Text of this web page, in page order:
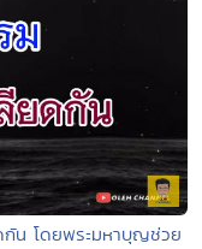
กัน โดยพระมหาบุญช่วย